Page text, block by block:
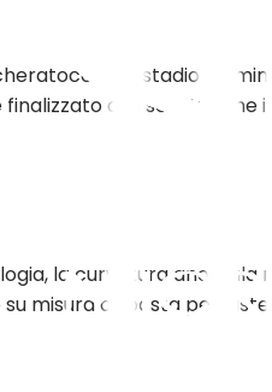
cheratocono in stadio
alla
la curvatura
misura apposta per